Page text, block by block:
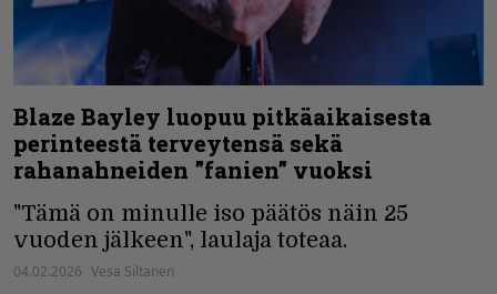
Blaze Bayley luopuu pitkäaikaisesta
perinteestä terveytensä sekä
rahanahneiden ”fanien” vuoksi
"Tämä on minulle iso päätös näin 25
vuoden jälkeen", laulaja toteaa.
04.02.2026 Vesa Siltanen